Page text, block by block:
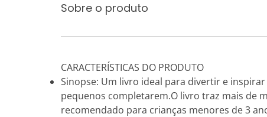
Sobre o produto
CARACTERÍSTICAS DO PRODUTO
Sinopse: Um livro ideal para divertir e
pequenos completarem.O livro traz mais de
recomendado para crianças menores de 3